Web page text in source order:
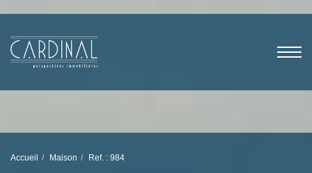
Accueil Maison Ref. : 984